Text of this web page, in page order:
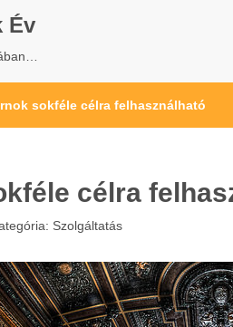
Év
sokféle célra felhasználható
célra
Szolgáltatás